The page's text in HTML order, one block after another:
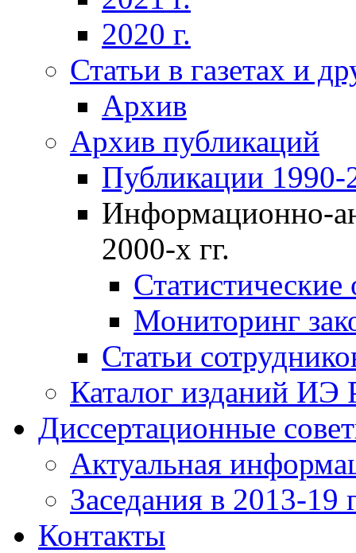
2020 г.
Статьи в газетах и
Архив
Архив публикаций
Публикации 1990-
Информационно-
2000-х гг.
Мониторинг
Статьи
Каталог изданий ИЭ
Диссертационные
Актуальная
Заседания в 2013-19
Контакты